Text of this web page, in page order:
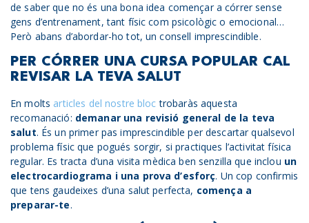
de saber que no és una bona idea començar a córrer sense
gens d’entrenament, tant físic com psicològic o emocional…
Però abans d’abordar-ho tot, un consell imprescindible.
PER CÓRRER UNA CURSA POPULAR CAL
REVISAR LA TEVA SALUT
En molts articles del nostre bloc trobaràs aquesta
recomanació: demanar una revisió general de la teva
salut. És un primer pas imprescindible per descartar qualsevol
problema físic que pogués sorgir, si practiques l’activitat física
regular. Es tracta d’una visita mèdica ben senzilla que inclou un
electrocardiograma i una prova d’esforç. Un cop confirmis
que tens gaudeixes d’una salut perfecta, comença a
preparar-te.